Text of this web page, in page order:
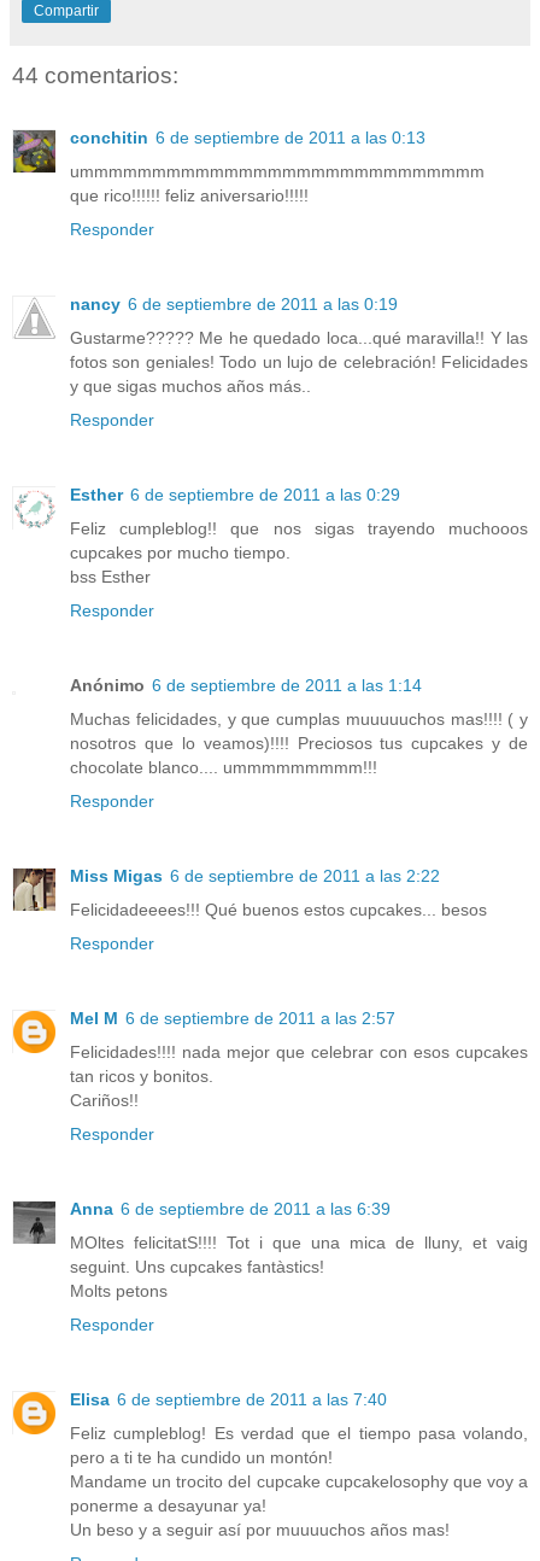
Compartir
44 comentarios:
conchitin 6 de septiembre de 2011 a las 0:13
ummmmmmmmmmmmmmmmmmmmmmmmmmmm
que rico!!!!!! feliz aniversario!!!!!
Responder
nancy 6 de septiembre de 2011 a las 0:19
Gustarme????? Me he quedado loca...qué maravilla!! Y las
fotos son geniales! Todo un lujo de celebración! Felicidades
y que sigas muchos años más..
Responder
Esther 6 de septiembre de 2011 a las 0:29
Feliz cumpleblog!! que nos sigas trayendo muchooos
cupcakes por mucho tiempo.
bss Esther
Responder
Anónimo 6 de septiembre de 2011 a las 1:14
Muchas felicidades, y que cumplas muuuuuchos mas!!!! ( y
nosotros que lo veamos)!!!! Preciosos tus cupcakes y de
chocolate blanco.... ummmmmmmmm!!!
Responder
Miss Migas 6 de septiembre de 2011 a las 2:22
Felicidadeeees!!! Qué buenos estos cupcakes... besos
Responder
Mel M 6 de septiembre de 2011 a las 2:57
Felicidades!!!! nada mejor que celebrar con esos cupcakes
tan ricos y bonitos.
Cariños!!
Responder
Anna 6 de septiembre de 2011 a las 6:39
MOltes felicitatS!!!! Tot i que una mica de lluny, et vaig
seguint. Uns cupcakes fantàstics!
Molts petons
Responder
Elisa 6 de septiembre de 2011 a las 7:40
Feliz cumpleblog! Es verdad que el tiempo pasa volando,
pero a ti te ha cundido un montón!
Mandame un trocito del cupcake cupcakelosophy que voy a
ponerme a desayunar ya!
Un beso y a seguir así por muuuuchos años mas!